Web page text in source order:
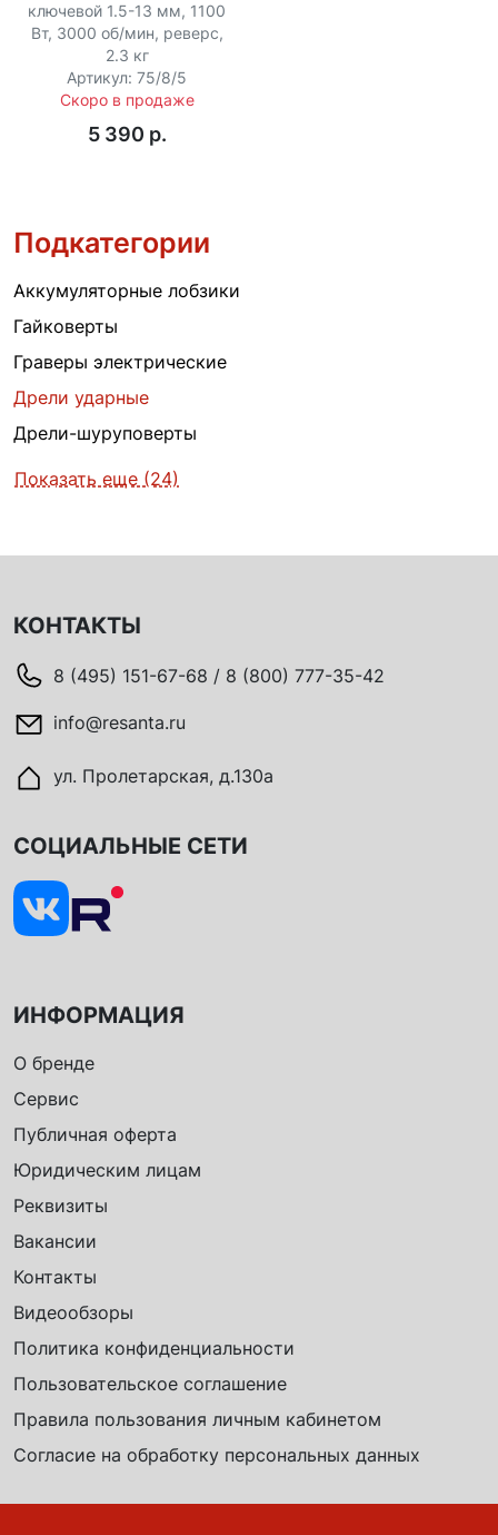
ключевой 1.5-13 мм, 1100
Вт, 3000 об/мин, реверс,
2.3 кг
Артикул: 75/8/5
Скоро в продаже
5 390 p.
Подкатегории
Аккумуляторные лобзики
Гайковерты
Граверы электрические
Дрели ударные
Дрели-шуруповерты
Показать еще (24)
КОНТАКТЫ
8 (495) 151-67-68 / 8 (800) 777-35-42
info@resanta.ru
ул. Пролетарская, д.130а
ИНФОРМАЦИЯ
О бренде
Сервис
Публичная оферта
Юридическим лицам
Реквизиты
Вакансии
Контакты
Видеообзоры
Политика конфиденциальности
Пользовательское соглашение
Правила пользования личным кабинетом
Согласие на обработку персональных данных
СОЦИАЛЬНЫЕ СЕТИ